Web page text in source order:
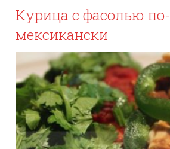
Курица с фасолью по-
мексикански